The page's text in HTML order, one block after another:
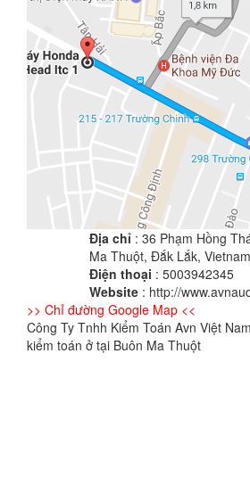
Địa chỉ : 36 Phạm Hồng
Ma Thuột, Đắk Lắk, Vietnam
Điện thoại : 5003942345
Website : http://
>> Chỉ đường Google Map <<
Công Ty Tnhh Kiểm Toán Avn Việt
kiểm toán ở tại Buôn Ma Thuột